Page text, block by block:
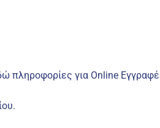
πληροφορίες για Online